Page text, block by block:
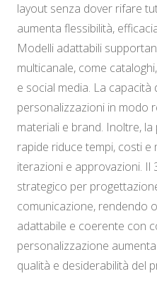
layout senza dover rifare
aumenta flessibilità,
Modelli adattabili
multicanale, come
e social media. La capacità
personalizzazioni in modo
materiali e brand. Inoltre,
rapide riduce tempi, costi
iterazioni e approvazioni. Il
strategico per
comunicazione, rendendo
adattabile e coerente con
personalizzazione
qualità e desiderabilità del